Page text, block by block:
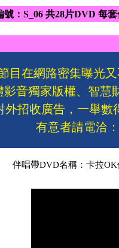
號：S_06 共28片DVD 每
目在網路密集曝光
音獨家版權、智
外招收廣告，一舉
有意者請電洽
伴唱帶DVD名稱：卡拉